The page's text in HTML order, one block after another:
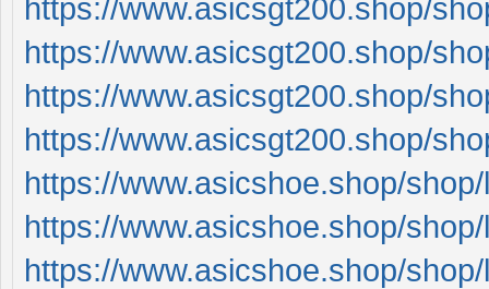
https://www.asicsgt200.shop/
https://www.asicsgt200.shop/
https://www.asicsgt200.shop/
https://www.asicsgt200.shop/
https://www.asicshoe.shop/
https://www.asicshoe.shop/
https://www.asicshoe.shop/